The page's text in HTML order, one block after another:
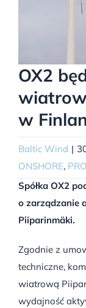
OX2
w
Baltic Wind |
ONSHORE,
Spółka OX2
o zarządzanie
Piiparinmäki.
Zgodnie z
techniczne,
wiatrową
wydajność